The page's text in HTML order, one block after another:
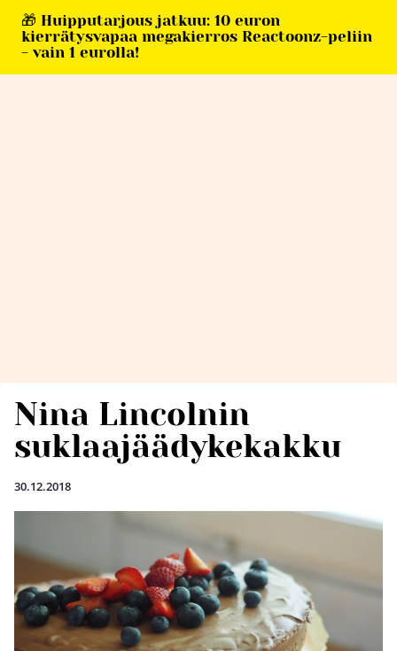
🎁 Huipputarjous jatkuu: 10 euron
kierrätysvapaa megakierros Reactoonz-peliin
- vain 1 eurolla!
Nina Lincolnin
suklaajäädykekakku
30.12.2018